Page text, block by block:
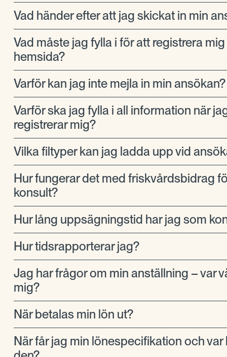
Vad händer efter att jag skickat in min
Vad måste jag fylla i för att registrera
hemsida?
Varför kan jag inte mejla in min ansökan?
Varför ska jag fylla i all information när
registrerar mig?
Vilka filtyper kan jag ladda upp vid
Hur fungerar det med friskvårdsbidrag
konsult?
Hur lång uppsägningstid har jag som
Hur tidsrapporterar jag?
Jag har frågor om min anställning – var
mig?
När betalas min lön ut?
När får jag min lönespecifikation och var